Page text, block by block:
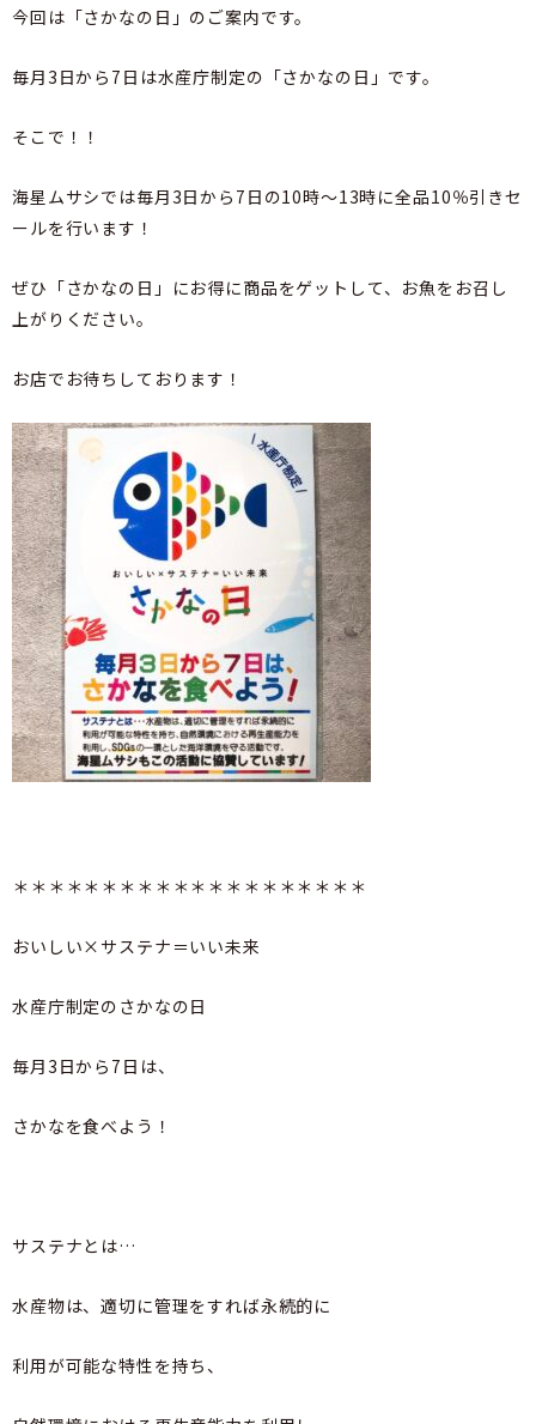
今回は「さかなの日」のご案内です。
毎月3日から7日は水産庁制定の「さかなの日」です。
そこで！！
海星ムサシでは毎月3日から7日の10時～13時に全品10％引きセ
ールを行います！
ぜひ「さかなの日」にお得に商品をゲットして、お魚をお召し
上がりください。
お店でお待ちしております！
＊＊＊＊＊＊＊＊＊＊＊＊＊＊＊＊＊＊＊＊
おいしい×サステナ＝いい未来
水産庁制定のさかなの日
毎月3日から7日は、
さかなを食べよう！
サステナとは…
水産物は、適切に管理をすれば永続的に
利用が可能な特性を持ち、